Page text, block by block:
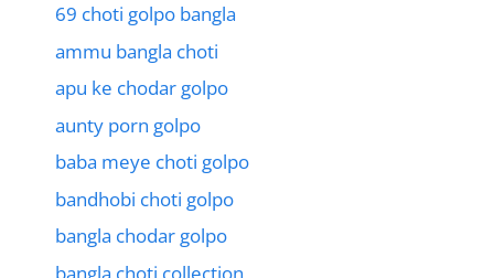
69 choti golpo bangla
ammu bangla choti
apu ke chodar golpo
aunty porn golpo
baba meye choti golpo
bandhobi choti golpo
bangla chodar golpo
bangla choti collection